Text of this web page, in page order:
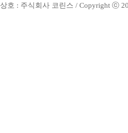
상호 : 주식회사 코린스 / Copyright ⓒ